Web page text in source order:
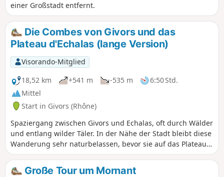
einer Großstadt entfernt.
Die Combes von Givors und das
Plateau d'Echalas (lange Version)
Visorando-Mitglied
18,52 km
+541 m -535 m
6:50 Std.
Mittel
Start in Givors (Rhône)
Spaziergang zwischen Givors und Echalas, oft durch Wälder
und entlang wilder Täler. In der Nähe der Stadt bleibt diese
Wanderung sehr naturbelassen, bevor sie auf das Plateau
führt.
Große Tour um Mornant